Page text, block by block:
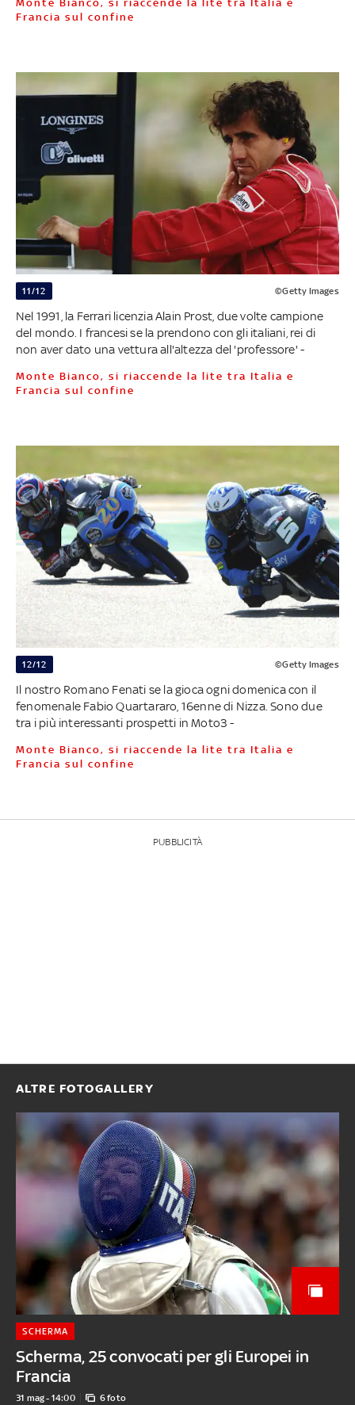
Monte Bianco, si riaccende la lite tra Italia e
Francia sul confine
11/12 ©Getty Images
Nel 1991, la Ferrari licenzia Alain Prost, due volte campione
del mondo. I francesi se la prendono con gli italiani, rei di
non aver dato una vettura all'altezza del 'professore' -
Monte Bianco, si riaccende la lite tra Italia e
Francia sul confine
12/12 ©Getty Images
Il nostro Romano Fenati se la gioca ogni domenica con il
fenomenale Fabio Quartararo, 16enne di Nizza. Sono due
tra i più interessanti prospetti in Moto3 -
Monte Bianco, si riaccende la lite tra Italia e
Francia sul confine
PUBBLICITÀ
ALTRE FOTOGALLERY
Scherma, 25 convocati per gli Europei in
Francia
SCHERMA
31 mag - 14:00 6 foto